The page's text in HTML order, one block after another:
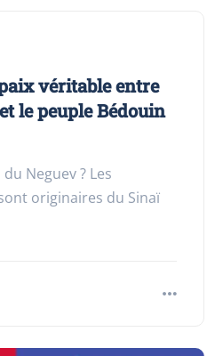
véritable entre
le peuple Bédouin
Neguev ? Les
originaires du Sinaï